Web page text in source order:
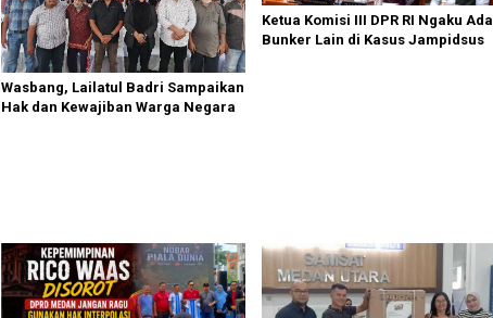
Wasbang, Lailatul Badri Sampaikan
Hak dan Kewajiban Warga Negara
Ketua Komisi III DPR RI Ngaku Ada
Bunker Lain di Kasus Jampidsus